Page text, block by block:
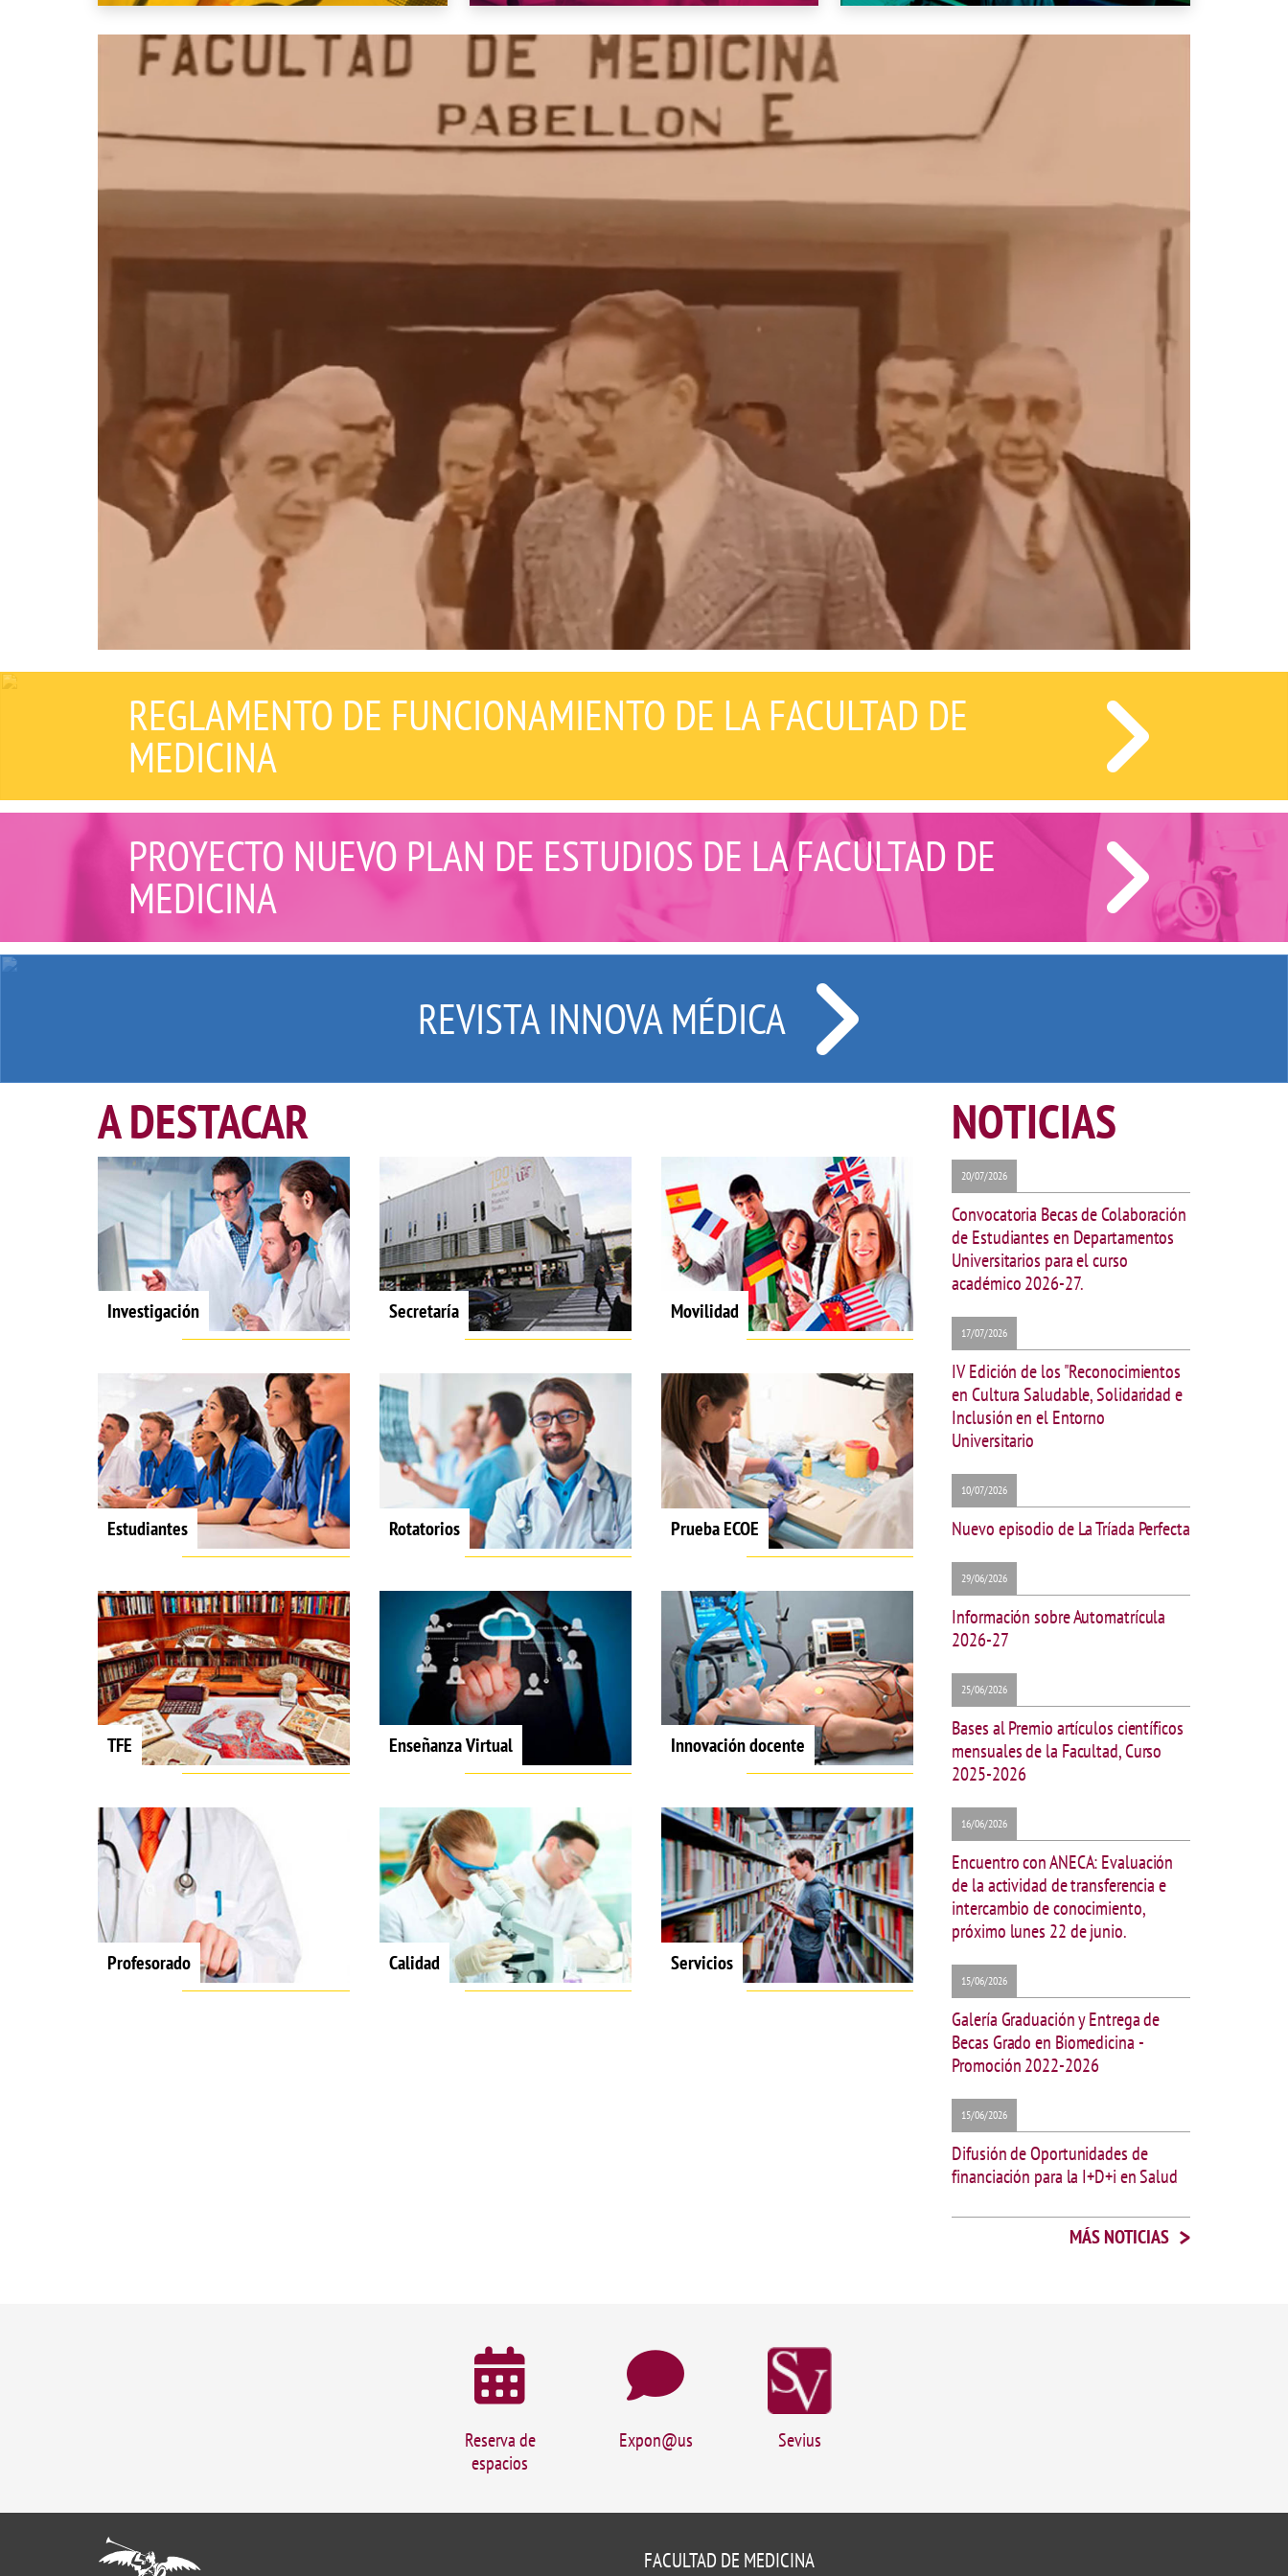
REGLAMENTO DE FUNCIONAMIENTO DE LA FACULTAD DE
MEDICINA
PROYECTO NUEVO PLAN DE ESTUDIOS DE LA FACULTAD DE
MEDICINA
REVISTA INNOVA MÉDICA
A DESTACAR
Investigación Secretaría Movilidad
Estudiantes Rotatorios Prueba ECOE
TFE Enseñanza Virtual Innovación docente
Profesorado Calidad Servicios
NOTICIAS
20/07/2026
Convocatoria Becas de Colaboración
de Estudiantes en Departamentos
Universitarios para el curso
académico 2026-27.
17/07/2026
IV Edición de los "Reconocimientos
en Cultura Saludable, Solidaridad e
Inclusión en el Entorno
Universitario
10/07/2026
Nuevo episodio de La Tríada Perfecta
29/06/2026
Información sobre Automatrícula
2026-27
25/06/2026
Bases al Premio artículos científicos
mensuales de la Facultad, Curso
2025-2026
16/06/2026
Encuentro con ANECA: Evaluación
de la actividad de transferencia e
intercambio de conocimiento,
próximo lunes 22 de junio.
15/06/2026
Galería Graduación y Entrega de
Becas Grado en Biomedicina -
Promoción 2022-2026
15/06/2026
Difusión de Oportunidades de
financiación para la I+D+i en Salud
MÁS NOTICIAS >
Reserva de
espacios
Expon@us Sevius
FACULTAD DE MEDICINA